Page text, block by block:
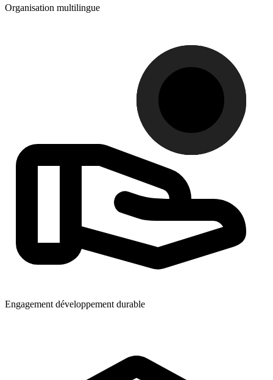
Organisation multilingue
Engagement développement durable